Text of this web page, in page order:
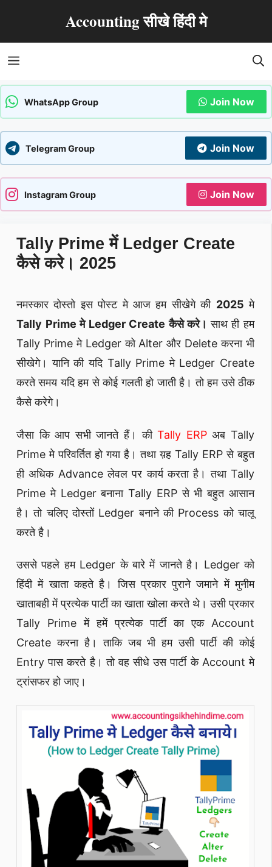
Accounting सीखे हिंदी मे
Menu
WhatsApp Group Join Now
Telegram Group Join Now
Instagram Group Join Now
Tally Prime में Ledger Create
कैसे करे। 2025
नमस्कार दोस्तो इस पोस्ट मे आज हम सीखेगे की 2025 मे
Tally Prime मे Ledger Create कैसे करे।साथ ही हम
Tally Prime मे Ledger को Alter और Delete करना भी
सीखेगे। यानि की यदि Tally Prime मे Ledger Create
करते समय यदि हम से कोई गलती हो जाती है। तो हम उसे ठीक
कैसे करेगे।
जैसा कि आप सभी जानते हैं। कीTally ERPअब Tally
Prime मे परिवर्तित हो गया है। तथा य़ह Tally ERP से बहुत
ही अधिक Advance लेवल पर कार्य करता है। तथा Tally
Prime मे Ledger बनाना Tally ERP से भी बहुत आसान
है। तो चलिए दोस्तों Ledger बनाने की Process को चालू
करते है।
उससे पहले हम Ledger के बारे में जानते है। Ledger को
हिंदी में खाता कहते है। जिस प्रकार पुराने जमाने में मुनीम
खाताबही में प्रत्येक पार्टी का खाता खोला करते थे। उसी प्रकार
Tally Prime में हमें प्रत्येक पार्टी का एक Account
Create करना है। ताकि जब भी हम उसी पार्टी की कोई
Entry पास करते है। तो वह सीधे उस पार्टी के Account मे
ट्रांसफर हो जाए।